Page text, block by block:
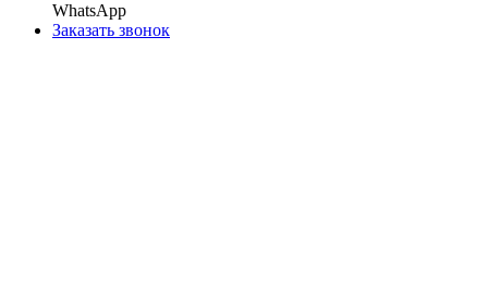
WhatsApp
Заказать звонок